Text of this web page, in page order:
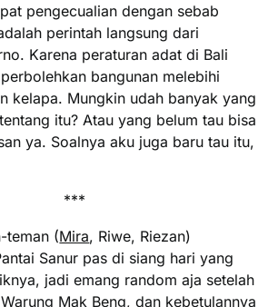
pengecualian dengan sebab
perintah langsung dari
Karena peraturan adat di Bali
bangunan melebihi
kelapa. Mungkin udah banyak yang
itu? Atau yang belum tau bisa
ya. Soalnya aku juga baru tau itu,
***
teman (Mira, Riwe, Riezan)
Sanur pas di siang hari yang
jadi emang random aja setelah
Mak Beng, dan kebetulannya